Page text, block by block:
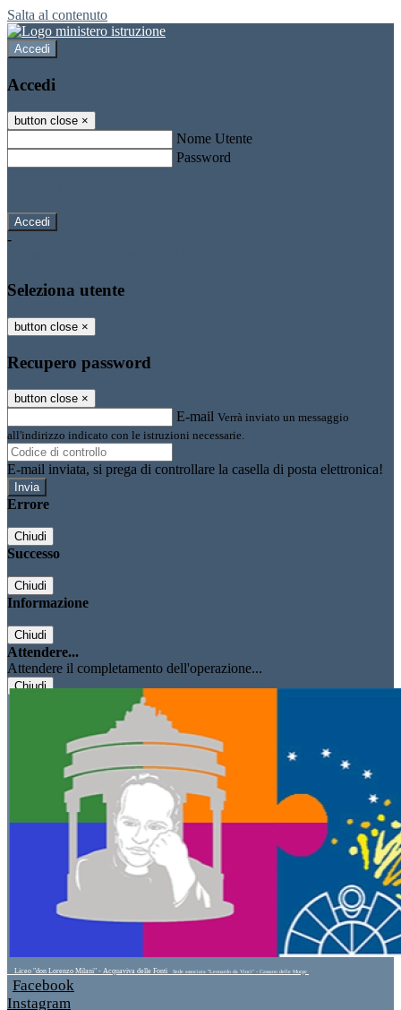
Salta al contenuto
Accedi
Accedi
button close ×
Nome Utente
Password
-
Seleziona utente
button close ×
Recupero password
button close ×
E-mail Verrà inviato un messaggio
all'indirizzo indicato con le istruzioni necessarie.
E-mail inviata, si prega di controllare la casella di posta elettronica!
Errore
Chiudi
Successo
Chiudi
Informazione
Chiudi
Attendere...
Attendere il completamento dell'operazione...
Chiudi
Liceo "don Lorenzo Milani" - Acquaviva delle Fonti Sede associata "Leonardo da Vinci" - Cassano delle Murge
Facebook
Instagram